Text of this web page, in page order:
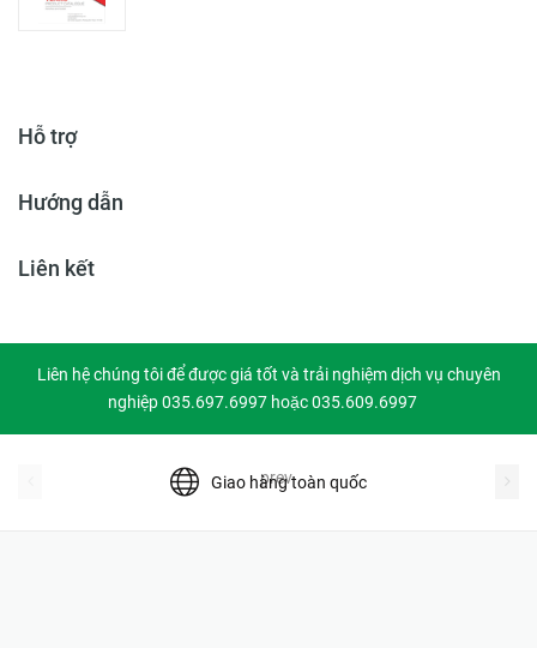
Hỗ trợ
Hướng dẫn
Liên kết
Liên hệ chúng tôi để được giá tốt và trải nghiệm dịch vụ chuyên
nghiệp 035.697.6997 hoặc 035.609.6997
Giao hàng toàn quốc
prev